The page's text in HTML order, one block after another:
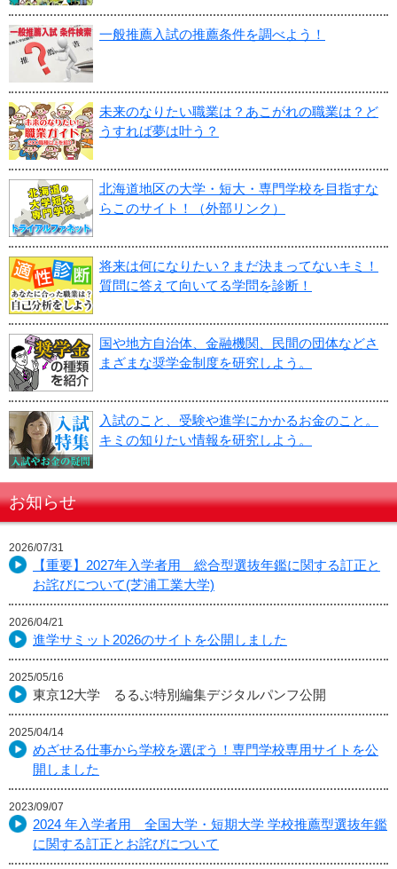
一般推薦入試の推薦条件を調べよう！
未来のなりたい職業は？あこがれの職業は？ど
うすれば夢は叶う？
北海道地区の大学・短大・専門学校を目指すな
らこのサイト！（外部リンク）
将来は何になりたい？まだ決まってないキミ！
質問に答えて向いてる学問を診断！
国や地方自治体、金融機関、民間の団体などさ
まざまな奨学金制度を研究しよう。
入試のこと、受験や進学にかかるお金のこと。
キミの知りたい情報を研究しよう。
お知らせ
2026/07/31
【重要】2027年入学者用 総合型選抜年鑑に関する訂正と
お詫びについて(芝浦工業大学)
2026/04/21
進学サミット2026のサイトを公開しました
2025/05/16
東京12大学 るるぶ特別編集デジタルパンフ公開
2025/04/14
めざせる仕事から学校を選ぼう！専門学校専用サイトを公
開しました
2023/09/07
2024 年入学者用 全国大学・短期大学 学校推薦型選抜年鑑
に関する訂正とお詫びについて